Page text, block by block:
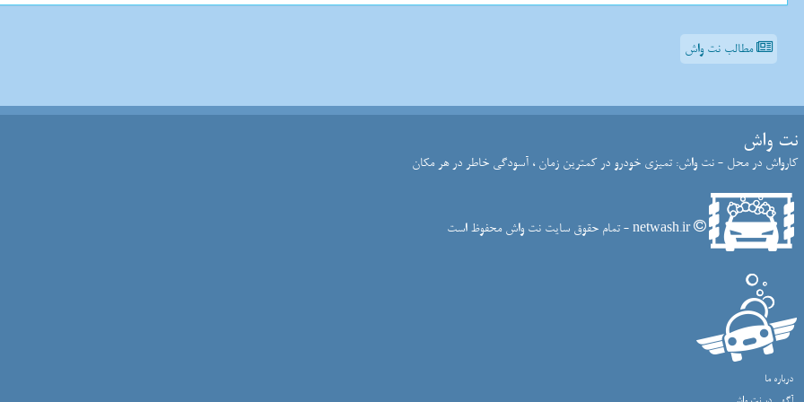
مطالب نت واش
نت واش
کارواش در محل - نت واش: تمیزی خودرو در کمترین زمان ، آسودگی خاطر در هر مکان
netwash.ir - تمام حقوق سایت نت واش محفوظ است
درباره ما